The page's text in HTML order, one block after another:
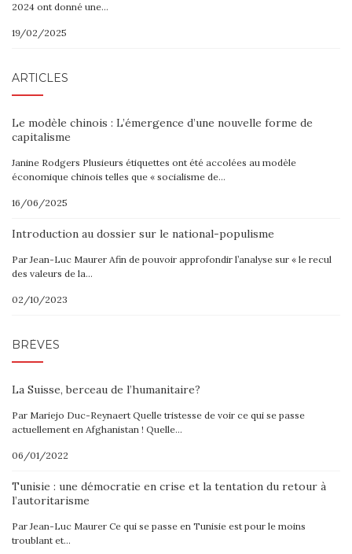
2024 ont donné une…
19/02/2025
ARTICLES
Le modèle chinois : L’émergence d’une nouvelle forme de
capitalisme
Janine Rodgers Plusieurs étiquettes ont été accolées au modèle
économique chinois telles que « socialisme de…
16/06/2025
Introduction au dossier sur le national-populisme
Par Jean-Luc Maurer Afin de pouvoir approfondir l’analyse sur « le recul
des valeurs de la…
02/10/2023
BRÈVES
La Suisse, berceau de l’humanitaire?
Par Mariejo Duc-Reynaert Quelle tristesse de voir ce qui se passe
actuellement en Afghanistan ! Quelle…
06/01/2022
Tunisie : une démocratie en crise et la tentation du retour à
l’autoritarisme
Par Jean-Luc Maurer Ce qui se passe en Tunisie est pour le moins
troublant et…